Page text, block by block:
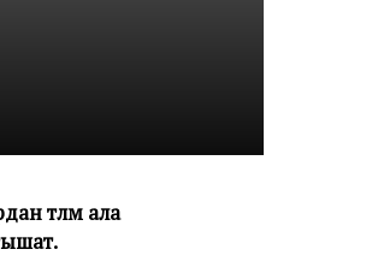
төлөм ала